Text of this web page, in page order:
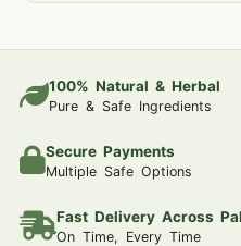
100% Natural & Herbal
Pure & Safe Ingredients
Secure Payments
Multiple Safe Options
Fast Delivery Across
On Time, Every Time